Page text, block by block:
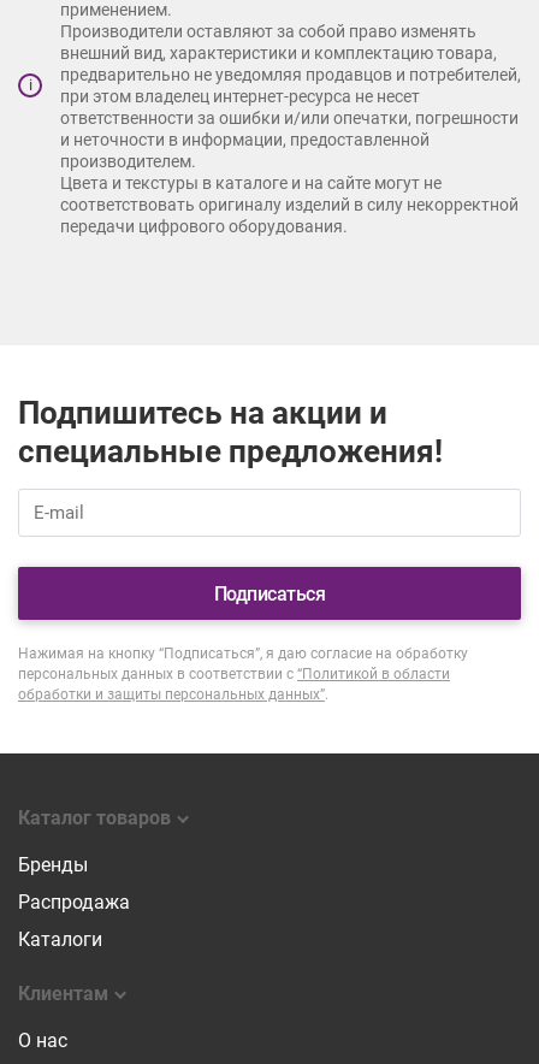
i
применением.
Производители оставляют за собой право изменять
внешний вид, характеристики и комплектацию товара,
предварительно не уведомляя продавцов и потребителей,
при этом владелец интернет-ресурса не несет
ответственности за ошибки и/или опечатки, погрешности
и неточности в информации, предоставленной
производителем.
Цвета и текстуры в каталоге и на сайте могут не
соответствовать оригиналу изделий в силу некорректной
передачи цифрового оборудования.
Подпишитесь на акции и
специальные предложения!
Подписаться
Нажимая на кнопку “Подписаться”, я даю согласие на обработку
персональных данных в соответствии с “Политикой в области
обработки и защиты персональных данных”
Каталог товаров
Бренды
Распродажа
Каталоги
Клиентам
О нас